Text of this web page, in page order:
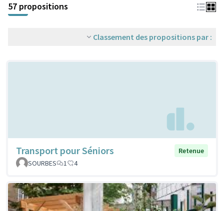
57 propositions
Classement des propositions par :
Transport pour Séniors
Retenue
SOURBES
1 4